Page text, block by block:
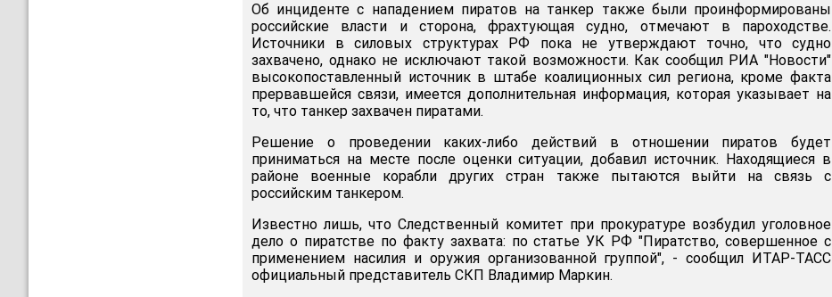
Об инциденте с нападением пиратов на танкер также были проинформированы
российские власти и сторона, фрахтующая судно, отмечают в пароходстве.
Источники в силовых структурах РФ пока не утверждают точно, что судно
захвачено, однако не исключают такой возможности. Как сообщил РИА "Новости"
высокопоставленный источник в штабе коалиционных сил региона, кроме факта
прервавшейся связи, имеется дополнительная информация, которая указывает на
то, что танкер захвачен пиратами.
Решение о проведении каких-либо действий в отношении пиратов будет
приниматься на месте после оценки ситуации, добавил источник. Находящиеся в
районе военные корабли других стран также пытаются выйти на связь с
российским танкером.
Известно лишь, что Следственный комитет при прокуратуре возбудил уголовное
дело о пиратстве по факту захвата: по статье УК РФ "Пиратство, совершенное с
применением насилия и оружия организованной группой", - сообщил ИТАР-ТАСС
официальный представитель СКП Владимир Маркин.